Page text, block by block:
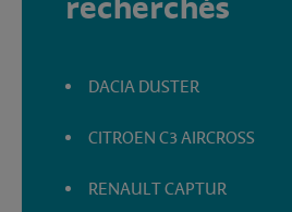
recherchés
DACIA DUSTER
CITROEN C3 AIRCROSS
RENAULT CAPTUR